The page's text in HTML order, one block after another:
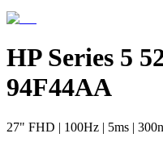
HP Series 5
94F44AA
27" FHD | 100Hz | 5ms |